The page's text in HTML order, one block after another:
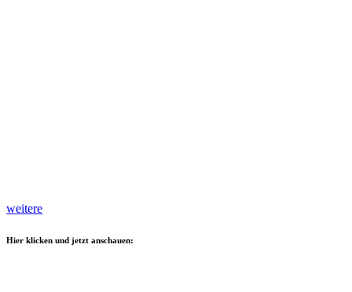
weitere
Hier klicken und jetzt anschauen: